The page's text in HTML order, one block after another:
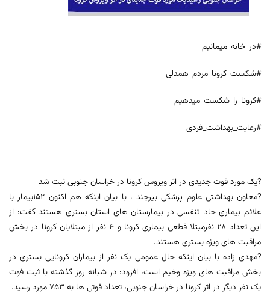
#در_خانه_میمانیم
#شکست_کرونا_مردم_همدلی
#کرونا_را_شکست_میدهیم
#رعایت_بهداشت_فردی
?یک مورد فوت جدیدی در اثر ویروس کرونا در خراسان جنوبی ثبت شد
?معاون بهداشتی علوم پزشکی بیرجند ، با بیان اینکه هم اکنون 152بیمار با
علائم بیماری حاد تنفسی در بیمارستان های استان بستری هستند گفت: از
این تعداد 28 نفرمبتلا قطعی بیماری کرونا و 4 نفر از مبتلایان کرونا در بخش
مراقبت های ویژه بستری هستند.
?مهدی زاده با بیان اینکه حال عمومی یک نفر از بیماران کرونایی بستری در
بخش مراقبت های ویژه وخیم است، افزود: در شبانه روز گذشته با ثبت فوت
یک نفر دیگر در اثر کرونا در خراسان جنوبی، تعداد فوتی ها به 753 مورد رسید.